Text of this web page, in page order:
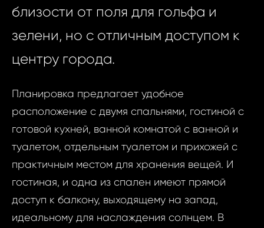
близости от поля для гольфа и
зелени, но с отличным доступом к
центру города.
Планировка предлагает удобное
расположение с двумя спальнями, гостиной с
готовой кухней, ванной комнатой с ванной и
туалетом, отдельным туалетом и прихожей с
практичным местом для хранения вещей. И
гостиная, и одна из спален имеют прямой
доступ к балкону, выходящему на запад,
идеальному для наслаждения солнцем. В